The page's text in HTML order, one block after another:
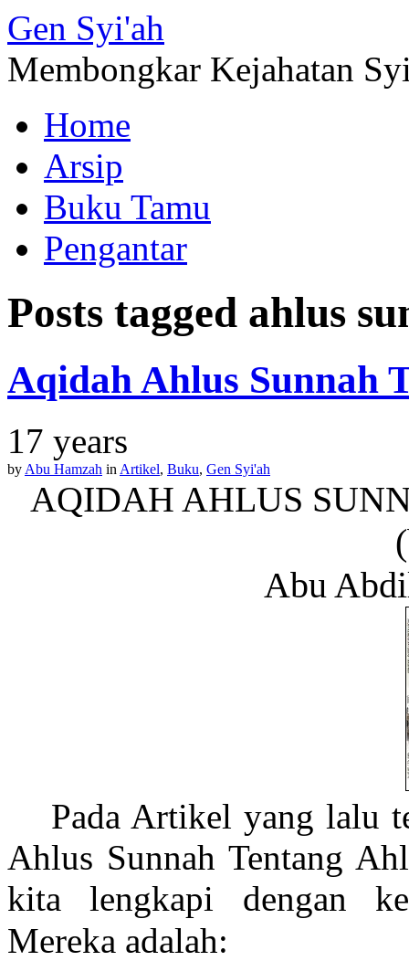
Gen Syi'ah
Membongkar Kejahatan
Home
Arsip
Buku Tamu
Pengantar
Posts tagged ahlus
Aqidah Ahlus Sunnah
17 years
by Abu Hamzah in Artikel, Buku, Gen Syi'ah
AQIDAH AHLUS
Abu
Pada Artikel yang lalu
Ahlus Sunnah Tentang
kita lengkapi dengan
Mereka adalah: